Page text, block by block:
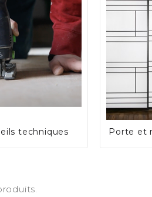
techniques Porte et